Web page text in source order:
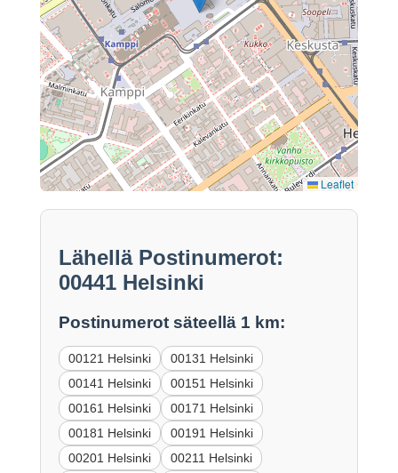
Leaflet
Lähellä Postinumerot:
00441 Helsinki
Postinumerot säteellä 1 km:
00121 Helsinki
00131 Helsinki
00141 Helsinki
00151 Helsinki
00161 Helsinki
00171 Helsinki
00181 Helsinki
00191 Helsinki
00201 Helsinki
00211 Helsinki